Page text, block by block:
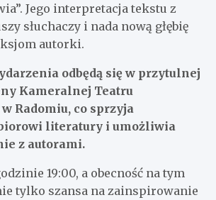
Jego interpretacja tekstu z
słuchaczy i nada nową głębię
autorki.
odbędą się w przytulnej
Kameralnej Teatru
Radomiu, co sprzyja
literatury i umożliwia
z autorami.
19:00, a obecność na tym
tylko szansa na zainspirowanie